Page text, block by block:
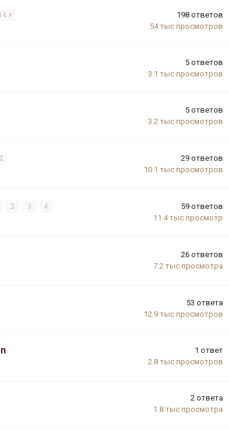
198 ответов
54 тыс просмотров
5 ответов
3.1 тыс просмотров
5 ответов
3.2 тыс просмотров
2 29 ответов
10.1 тыс просмотров
2 3 4 59 ответов
11.4 тыс просмотр
26 ответов
7.2 тыс просмотра
53 ответа
12.9 тыс просмотров
1 ответ
2.8 тыс просмотров
2 ответа
1.8 тыс просмотра